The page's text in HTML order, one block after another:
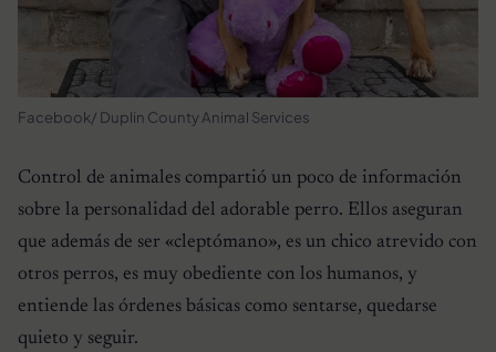
Facebook/ Duplin County Animal Services
Control de animales compartió un poco de información
sobre la personalidad del adorable perro. Ellos aseguran
que además de ser «cleptómano», es un chico atrevido con
otros perros, es muy obediente con los humanos, y
entiende las órdenes básicas como sentarse, quedarse
quieto y seguir.